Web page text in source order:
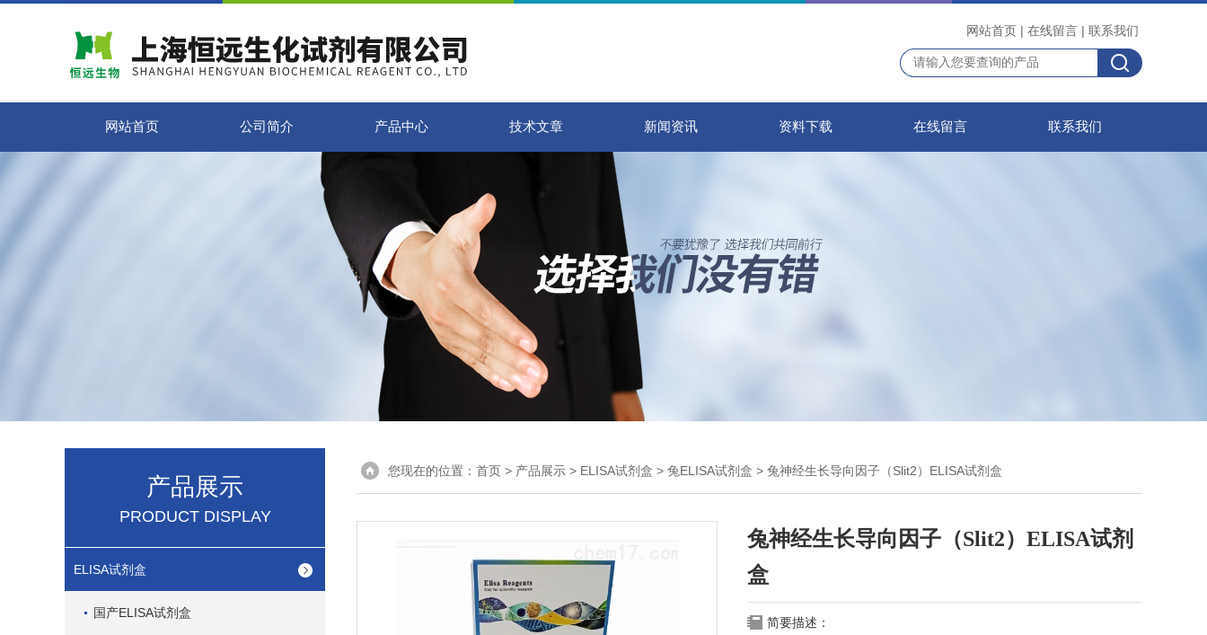
网站首页 | 在线留言 | 联系我们
网站首页 公司简介 产品中心 技术文章 新闻资讯 资料下载 在线留言 联系我们
产品展示
PRODUCT DISPLAY
ELISA试剂盒
国产ELISA试剂盒
您现在的位置： 首页 > 产品展示 > ELISA试剂盒 > 兔ELISA试剂盒 > 兔神经生长导向因子（Slit2）ELISA试剂盒
兔神经生长导向因子（Slit2）ELISA试剂
盒
简要描述：